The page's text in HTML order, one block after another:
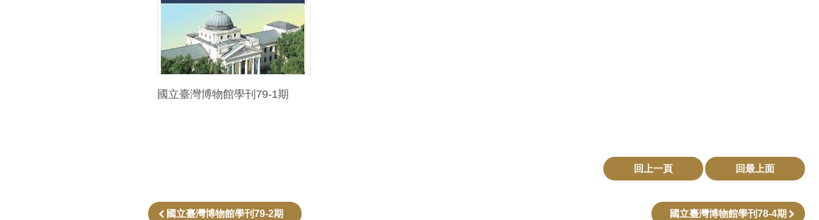
國立臺灣博物館學刊79-1期
回上一頁 回最上面
國立臺灣博物館學刊79-2期 國立臺灣博物館學刊78-4期